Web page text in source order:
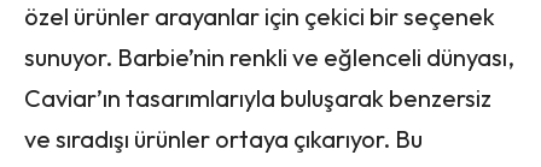
özel ürünler arayanlar için çekici bir seçenek
sunuyor. Barbie’nin renkli ve eğlenceli dünyası,
Caviar’ın tasarımlarıyla buluşarak benzersiz
ve sıradışı ürünler ortaya çıkarıyor. Bu